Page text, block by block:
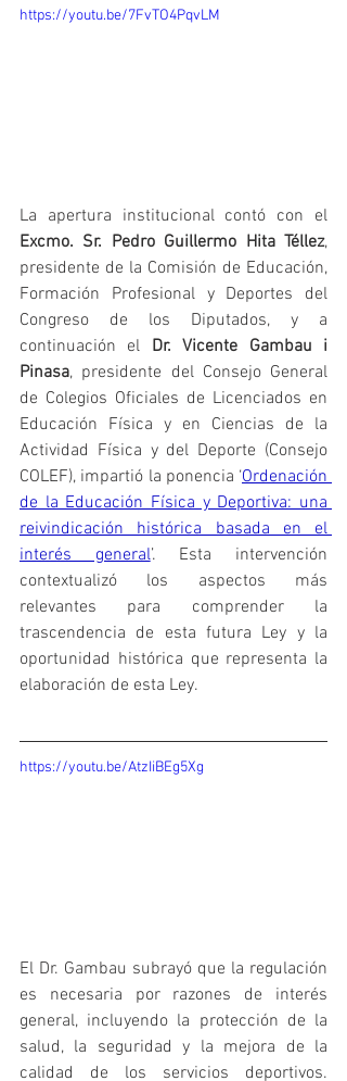
https://youtu.be/7FvTO4PqvLM
Excmo. Sr. Pedro Guillermo Hita Téllez,
presidente de la Comisión de Educación,
Formación Profesional y Deportes del
Congreso de los Diputados, y a
continuación el Dr. Vicente Gambau i
Pinasa, presidente del Consejo General
de Colegios Oficiales de Licenciados en
Educación Física y en Ciencias de la
Actividad Física y del Deporte (Consejo
COLEF), impartió la ponencia ‘Ordenación
de la Educación Física y Deportiva: una
reivindicación histórica basada en el
interés general’. Esta intervención
contextualizó los aspectos más
relevantes para comprender la
trascendencia de esta futura Ley y la
oportunidad histórica que representa la
elaboración de esta Ley.
https://youtu.be/AtzIiBEg5Xg
El Dr. Gambau subrayó que la regulación
es necesaria por razones de interés
general, incluyendo la protección de la
salud, la seguridad y la mejora de la
calidad de los servicios deportivos.